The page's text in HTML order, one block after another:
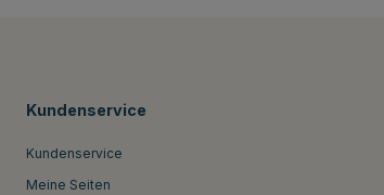
Kundenservice
Kundenservice
Meine Seiten